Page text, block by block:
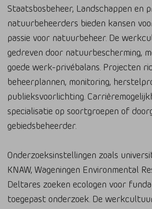
Staatsbosbeheer, Landschappen en
natuurbeheerders bieden kansen
passie voor natuurbeheer. De
gedreven door natuurbescherming,
goede werk-privébalans. Projecten
beheerplannen, monitoring,
publieksvoorlichting.
specialisatie op soortgroepen of
gebiedsbeheerder.
Onderzoeksinstellingen zoals
KNAW, Wageningen Environmental
Deltares zoeken ecologen voor
toegepast onderzoek. De